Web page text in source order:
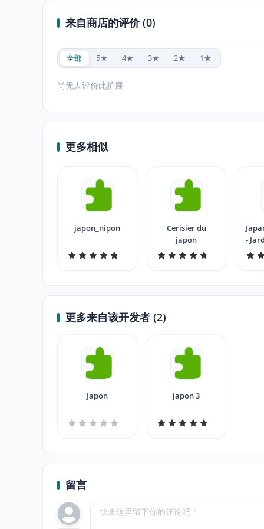
来自商店的评价 (0)
全部 5★ 4★ 3★ 2★ 1★
尚无人评价此扩展
更多相似
japon_nipon
Cerisier du
japon
-
更多来自该开发者 (2)
Japon japon 3
留言